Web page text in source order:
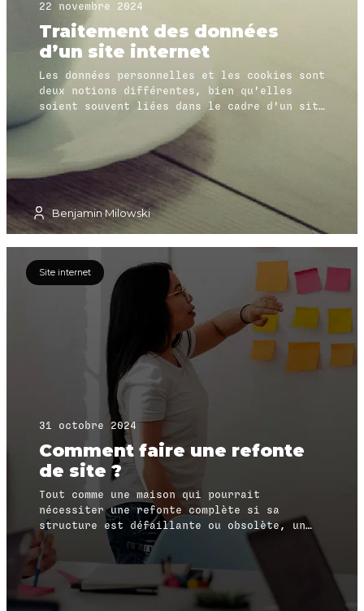
22 novembre 2024
Traitement des données
d’un site internet
Les données personnelles et les cookies sont
deux notions différentes, bien qu'elles
soient souvent liées dans le cadre d'un site
Benjamin Milowski
Site internet
31 octobre 2024
Comment faire une refonte
de site ?
Tout comme une maison qui pourrait
nécessiter une refonte complète si sa
structure est défaillante ou obsolète, un
site internet peut parfois bénéficier
davantage d’une refonte totale plutôt que de
simples ajustements.